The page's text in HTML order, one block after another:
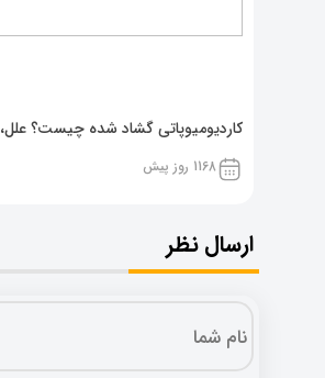
کاردیومیوپاتی گشاد شده چیست؟ علل،
پیشگیری و نشانه ها
1168 روز پیش
ارسال نظر